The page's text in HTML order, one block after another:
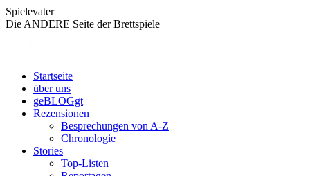
Zum
Inhalt
Spielevater
Die ANDERE Seite der Brettspiele
Startseite
über uns
geBLOGgt
Rezensionen
Besprechungen von A-Z
Chronologie
Stories
Top-Listen